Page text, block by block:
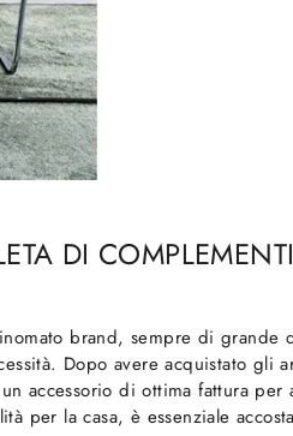
DI
brand, sempre di grande
Dopo avere acquistato gli
accessorio di ottima fattura
per la casa, è essenziale